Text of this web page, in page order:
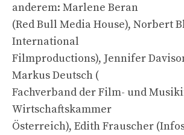
anderem: Marlene Beran
(Red Bull Media House), Norbert
International
Filmproductions), Jennifer
Markus Deutsch (
Fachverband der Film- und
Wirtschaftskammer
Österreich), Edith Frauscher